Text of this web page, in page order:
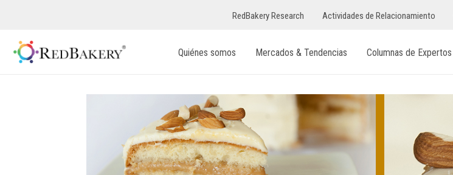
RedBakery Research Actividades de Relacionamiento
Quiénes somos Mercados & Tendencias Columnas de Expertos